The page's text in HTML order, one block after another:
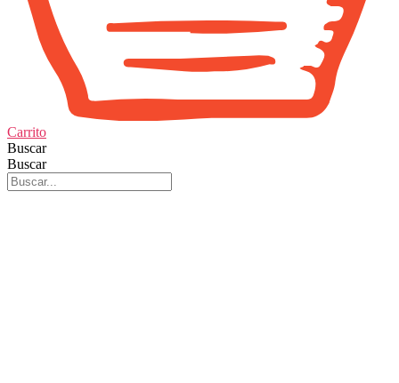
Carrito
Buscar
Buscar